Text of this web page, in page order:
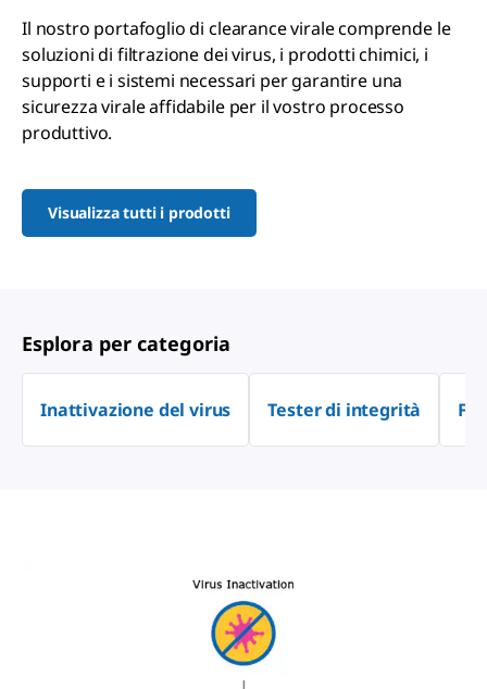
Il nostro portafoglio di clearance virale comprende le
soluzioni di filtrazione dei virus, i prodotti chimici, i
supporti e i sistemi necessari per garantire una
sicurezza virale affidabile per il vostro processo
produttivo.
Visualizza tutti i prodotti
Esplora per categoria
Inattivazione del virus Tester di integrità